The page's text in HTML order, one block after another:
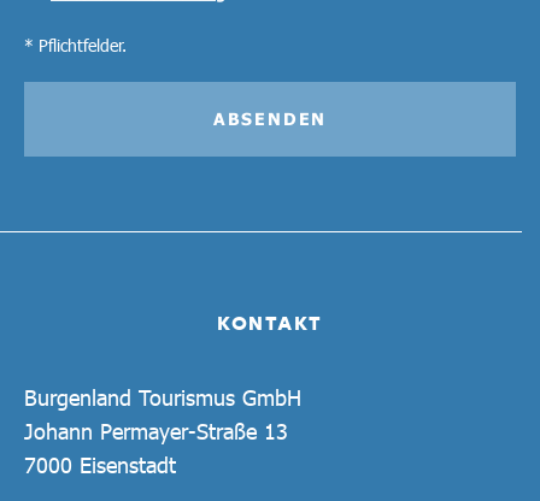
KONTAKT
Burgenland Tourismus GmbH
Johann Permayer-Straße 13
7000 Eisenstadt
* Pflichtfelder.
ABSENDEN